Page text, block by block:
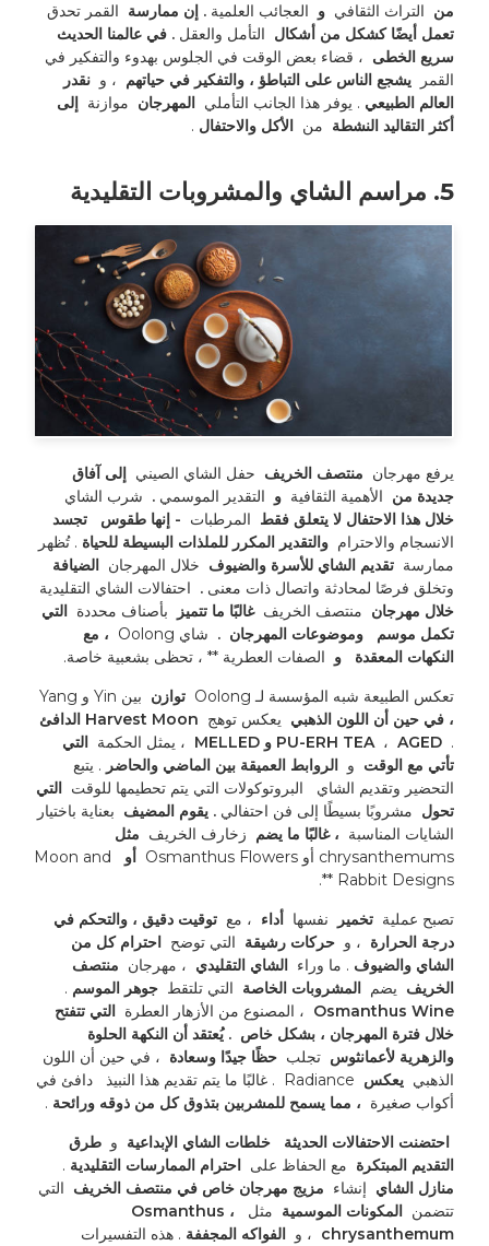
من التراث الثقافي و العجائب العلمية . إن ممارسة القمر تحدق
تعمل أيضًا كشكل من أشكال التأمل والعقل
سريع الخطى
القمر
يشجع الناس على التباطؤ ، والتفكير في حياتهم ، و
العالم الطبيعي . يوفر هذا الجانب التأملي المهرجان موازنة
أكثر التقاليد النشطة من الأكل والاحتفال .
5. مراسم الشاي والمشروبات التقليدية
يرفع مهرجان منتصف الخريف حفل الشاي الصيني
جديدة من الأهمية الثقافية و التقدير الموسمي . شرب الشاي
خلال هذا الاحتفال لا يتعلق فقط المرطبات - إنها طقوس
تجسد
الانسجام والاحترام والتقدير المكرر للملذات البسيطة للحياة
ممارسة تقديم الشاي للأسرة والضيوف خلال المهرجان
الضيافة
وتخلق فرصًا لمحادثة واتصال ذات معنى . احتفالات الشاي التقليدية
خلال مهرجان منتصف الخريف غالبًا ما تتميز بأصناف محددة
تكمل موسم
وموضوعات المهرجان . شاي Oolong
النكهات المعقدة
و الصفات العطرية ** ، تحظى بشعبية خاصة.
تعكس الطبيعة شبه المؤسسة لـ Oolong
توازن بين Yin و Yang
، في حين أن اللون الذهبي يعكس توهج
.
PU-ERH TEA ، AGED و MELLED ، يمثل الحكمة
تأتي مع الوقت و الروابط العميقة بين الماضي والحاضر
التحضير وتقديم الشاي
البروتوكولات التي يتم تحطيمها للوقت
تحول مشروبًا بسيطًا إلى فن احتفالي . يقوم المضيف
الشايات المناسبة ، غالبًا ما يضم زخارف الخريف مثل
chrysanthemums أو Osmanthus Flowers
أو
Moon and
Rabbit Designs **.
تصبح عملية تخمير نفسها أداء ، مع
درجة الحرارة ، و حركات رشيقة التي توضح
الشاي والضيوف . ما وراء الشاي التقليدي ، مهرجان
الخريف يضم المشروبات الخاصة التي تلتقط جوهر الموسم .
Osmanthus Wine ، المصنوع من الأزهار العطرة
خلال فترة المهرجان ، بشكل خاص
والزهرية لأعمانثوس تجلب حظًا جيدًا وسعادة
الذهبي يعكس . غالبًا ما يتم تقديم هذا النبيذ
أكواب صغيرة ، مما يسمح للمشربين بتذوق كل من ذوقه ورائحة .
خلطات الشاي الإبداعية و
التقديم المبتكرة مع الحفاظ على احترام الممارسات التقليدية .
منازل الشاي إنشاء مزيج مهرجان خاص في منتصف الخريف
تتضمن
المكونات الموسمية مثل
Osmanthus ،
chrysanthemum ، و الفواكه المجففة